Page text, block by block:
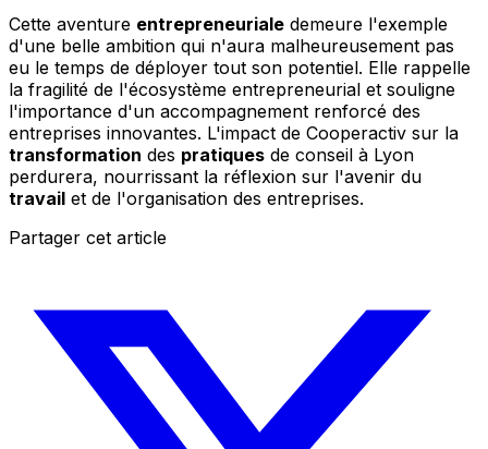
Cette aventure entrepreneuriale demeure l'exemple
d'une belle ambition qui n'aura malheureusement pas
eu le temps de déployer tout son potentiel. Elle rappelle
la fragilité de l'écosystème entrepreneurial et souligne
l'importance d'un accompagnement renforcé des
entreprises innovantes. L'impact de Cooperactiv sur la
transformation des pratiques de conseil à Lyon
perdurera, nourrissant la réflexion sur l'avenir du
travail et de l'organisation des entreprises.
Partager cet article